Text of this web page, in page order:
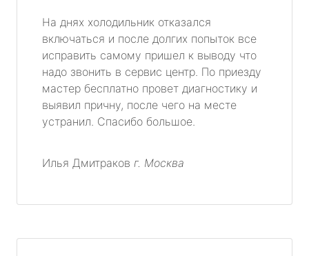
На днях холодильник отказался
включаться и после долгих попыток все
исправить самому пришел к выводу что
надо звонить в сервис центр. По приезду
мастер бесплатно провет диагностику и
выявил причну, после чего на месте
устранил. Спасибо большое.
Илья Дмитраков г. Москва